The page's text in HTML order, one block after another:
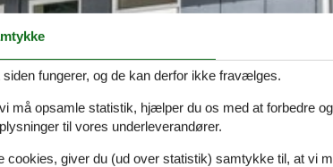
fungerer, og de kan derfor ikke fravælges.
må opsamle statistik, hjælper du os med at forbedre
til vores underleverandører.
cookies, giver du (ud over statistik) samtykke til, at vi